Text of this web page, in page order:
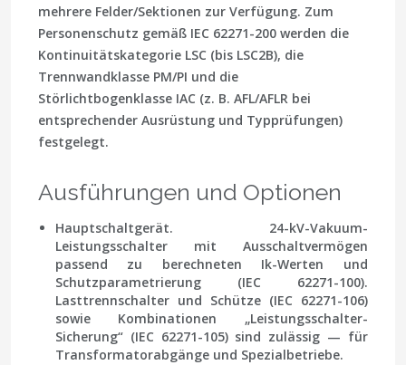
mehrere Felder/Sektionen zur Verfügung. Zum
Personenschutz gemäß IEC 62271-200 werden die
Kontinuitätskategorie LSC (bis LSC2B), die
Trennwandklasse PM/PI und die
Störlichtbogenklasse IAC (z. B. AFL/AFLR bei
entsprechender Ausrüstung und Typprüfungen)
festgelegt.
Ausführungen und Optionen
Hauptschaltgerät. 24-kV-Vakuum-
Leistungsschalter mit Ausschaltvermögen
passend zu berechneten Ik-Werten und
Schutzparametrierung (IEC 62271-100).
Lasttrennschalter und Schütze (IEC 62271-106)
sowie Kombinationen „Leistungsschalter-
Sicherung“ (IEC 62271-105) sind zulässig — für
Transformatorabgänge und Spezialbetriebe.